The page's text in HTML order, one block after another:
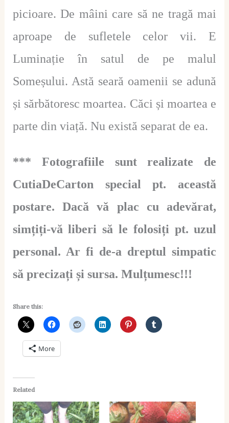
picioare. De mâini care să ne tragă mai
aproape de sufletele celor vii. E
Luminație în satul de pe malul
Someșului. Astă seară oamenii se adună
și sărbătoresc moartea. Căci și moartea e
parte din viață. Nu există separat de ea.
*** Fotografiile sunt realizate de
CutiaDeCarton special pt. această
postare. Dacă vă plac cu adevărat,
simțiți-vă liberi să le folosiți pt. uzul
personal. Ar fi de-a dreptul simpatic
să precizați și sursa. Mulțumesc!!!
Share this:
More
Related